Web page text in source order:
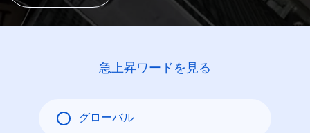
急上昇ワードを見る
グローバル